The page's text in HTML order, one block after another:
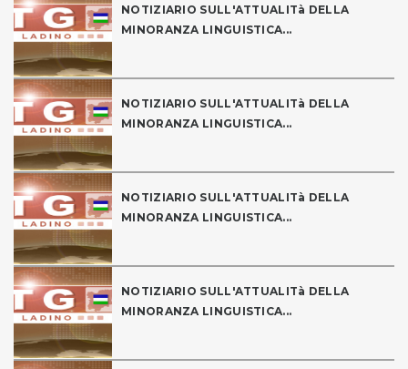
NOTIZIARIO SULL'ATTUALITà DELLA
MINORANZA LINGUISTICA...
NOTIZIARIO SULL'ATTUALITà DELLA
MINORANZA LINGUISTICA...
NOTIZIARIO SULL'ATTUALITà DELLA
MINORANZA LINGUISTICA...
NOTIZIARIO SULL'ATTUALITà DELLA
MINORANZA LINGUISTICA...